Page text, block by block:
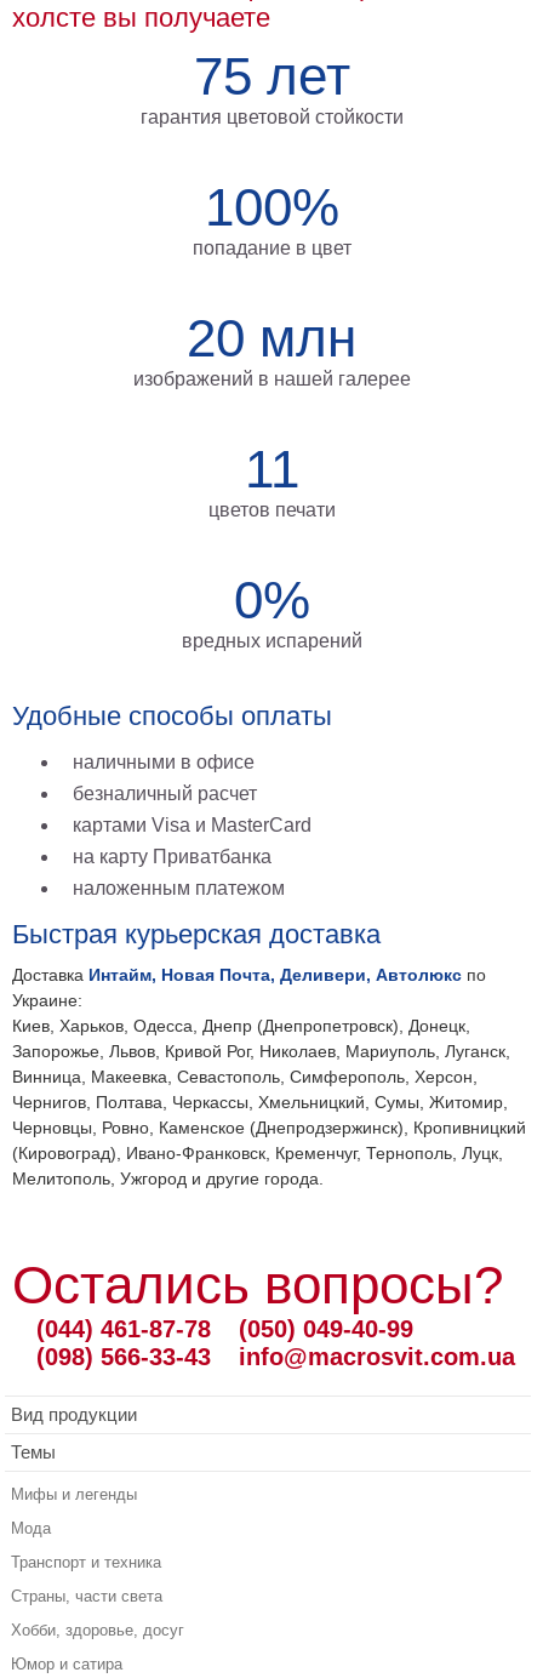
Мотивирующие
Наши
работы
холсте вы получаете
75 лет
гарантия цветовой стойкости
100%
попадание в цвет
20 млн
изображений в нашей галерее
11
цветов печати
0%
вредных испарений
Удобные способы оплаты
наличными в офисе
безналичный расчет
картами Visa и MasterCard
на карту Приватбанка
наложенным платежом
Быстрая курьерская доставка
Доставка Интайм, Новая Почта, Деливери, Автолюкс по
Украине:
Киев, Харьков, Одесса, Днепр (Днепропетровск), Донецк,
Запорожье, Львов, Кривой Рог, Николаев, Мариуполь, Луганск,
Винница, Макеевка, Севастополь, Симферополь, Херсон,
Чернигов, Полтава, Черкассы, Хмельницкий, Сумы, Житомир,
Черновцы, Ровно, Каменское (Днепродзержинск), Кропивницкий
(Кировоград), Ивано-Франковск, Кременчуг, Тернополь, Луцк,
Мелитополь, Ужгород и другие города.
Остались вопросы?
(044) 461-87-78
(098) 566-33-43
(050) 049-40-99
info@macrosvit.com.ua
Вид продукции
Темы
Мифы и легенды
Мода
Транспорт и техника
Страны, части света
Хобби, здоровье, досуг
Юмор и сатира